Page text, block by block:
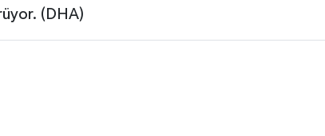
(DHA)